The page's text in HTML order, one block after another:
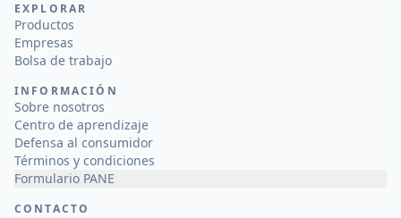
EXPLORAR
Productos
Empresas
Bolsa de trabajo
INFORMACIÓN
Sobre nosotros
Centro de aprendizaje
Defensa al consumidor
Términos y condiciones
Formulario PANE
CONTACTO